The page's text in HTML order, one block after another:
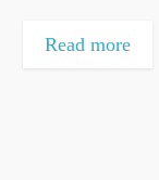
Read more